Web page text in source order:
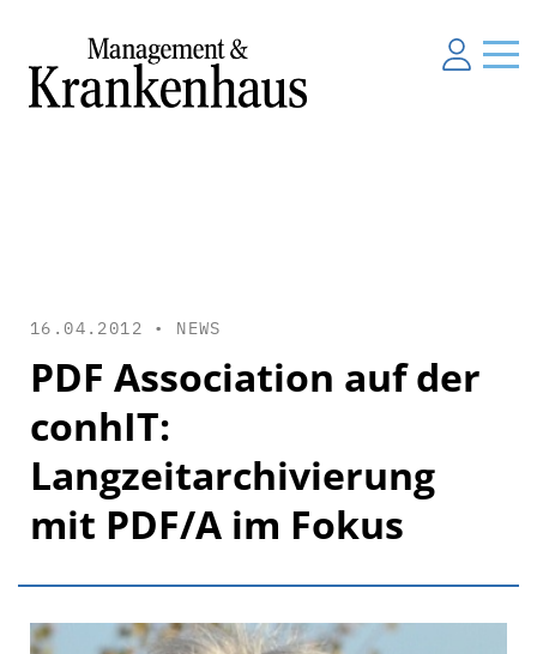
16.04.2012 • NEWS
PDF Association auf der
conhIT:
Langzeitarchivierung
mit PDF/A im Fokus